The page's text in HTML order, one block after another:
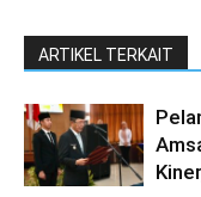
ARTIKEL TERKAIT